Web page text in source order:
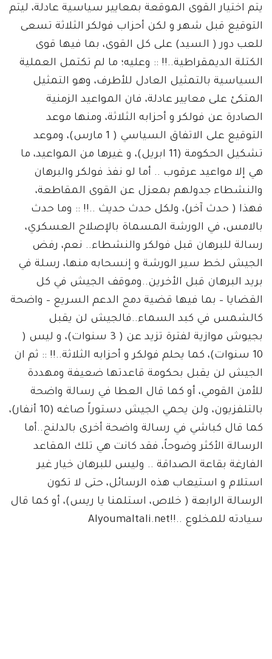
يتم اختيار القوى الموقعة بمعايير سياسية عادلة، ليتم
التوقيع قبل شهر و لكن أحزاب فولكر الثلاثة تسعى
للعب دور ( السيد) على كل القوى، بما فيها قوى
الكتلة الديمقراطية..!! :: وعليه؛ ما لم تكتمل العملية
السياسية بالتمثيل العادل للأطرف، وهو التمثيل
المتكئ على معايير عادلة، فان المواعيد الزمنية
الصادرة عن فولكر و أحزابه الثلاثة، ومنها موعد
التوقيع على الاتفاق السياسي ( 1 مارس)، وموعد
تشكيل الحكومة (11 ابريل)، و غيرها من المواعيد، ما
هي إلا مواعيد عرقوب .. أما لو نفذ فولكر والبرهان
والنشطاء جدولهم بمعزل عن القوى المقاطعة،
فهذا ( حدث آخر)، ولكل حدث حديث ..!! :: وما حدث
بالامس، في الورشة المسماة بالإصلاح العسكري،
رسالة للبرهان قبل فولكر والنشطاء.. نعم، رفض
الجيش لخط سير الورشة و إنسحابه منها، رسلة في
بريد البرهان قبل الأخرين..وموقف الجيش في كل
القضايا – بما فيها قضية دمج الدعم السريع – واضحة
كالشمس في كبد السماء..فالجيش لن يقبل
بجيوش موازية لفترة تزيد عن ( 3 سنوات)، و ليس (
10 سنوات)، كما يحلم فولكر و أحزابه الثلاثة..!! :: ثم ان
الجيش لن يقبل بحكومة قاعدتها ضعيفة ومهددة
للأمن القومي، أو كما قال العطا في رسالة واضحة
بالتلفزيون، ولن يحمي الجيش دستوراً صاغه (10 أنفار)،
كما قال كباشي في رسالة واضحة أخرى بالدلنج..أما
الرسالة الأكثر وضوحاً، فقد كانت هي تلك المقاعد
الفارغة بقاعة الصداقة .. وليس للبرهان خيار غير
استلام و استيعاب هذه الرسائل، حتى لا تكون
الرسالة الرابعة ( خلاص، استلمنا يا ريس)، أو كما قال
سيادته للمخلوع ..!!Alyoumaltali.net